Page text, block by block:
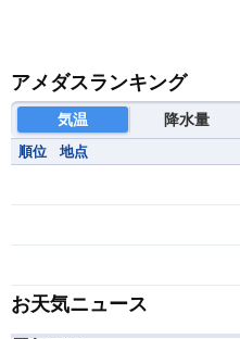
アメダスランキング
気温 降水量
順位 地点
お天気ニュース